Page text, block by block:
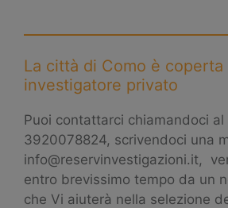
La città di Como è coperta
investigatore privato
Puoi contattarci chiamandoci al
3920078824, scrivendoci una
info@reservinvestigazioni.it,
entro brevissimo tempo da un
che Vi aiuterà nella selezione